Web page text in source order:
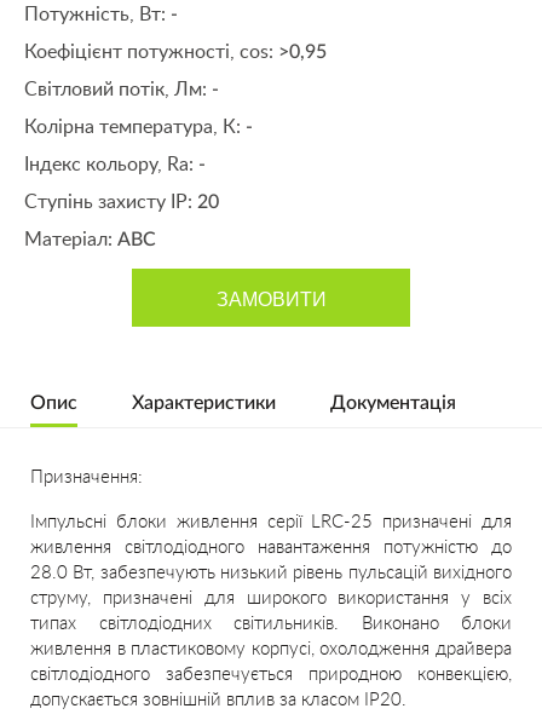
Потужність, Вт: -
Коефіцієнт потужності, cos: >0,95
Світловий потік, Лм: -
Колірна температура, К: -
Індекс кольору, Ra: -
Ступінь захисту IP: 20
Матеріал: ABC
ЗАМОВИТИ
Опис Характеристики Документація
Призначення:
Імпульсні блоки живлення серії LRC-25 призначені для
живлення світлодіодного навантаження потужністю до
28.0 Вт, забезпечують низький рівень пульсацій вихідного
струму, призначені для широкого використання у всіх
типах світлодіодних світильників. Виконано блоки
живлення в пластиковому корпусі, охолодження драйвера
світлодіодного забезпечується природною конвекцією,
допускається зовнішній вплив за класом IP20.